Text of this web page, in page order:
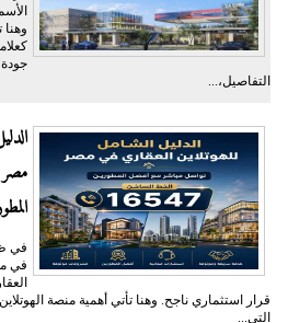
التفاصيل،...
في
في
قرار استثماري ناجح. وهنا تأتي أهمية منصة
التي...